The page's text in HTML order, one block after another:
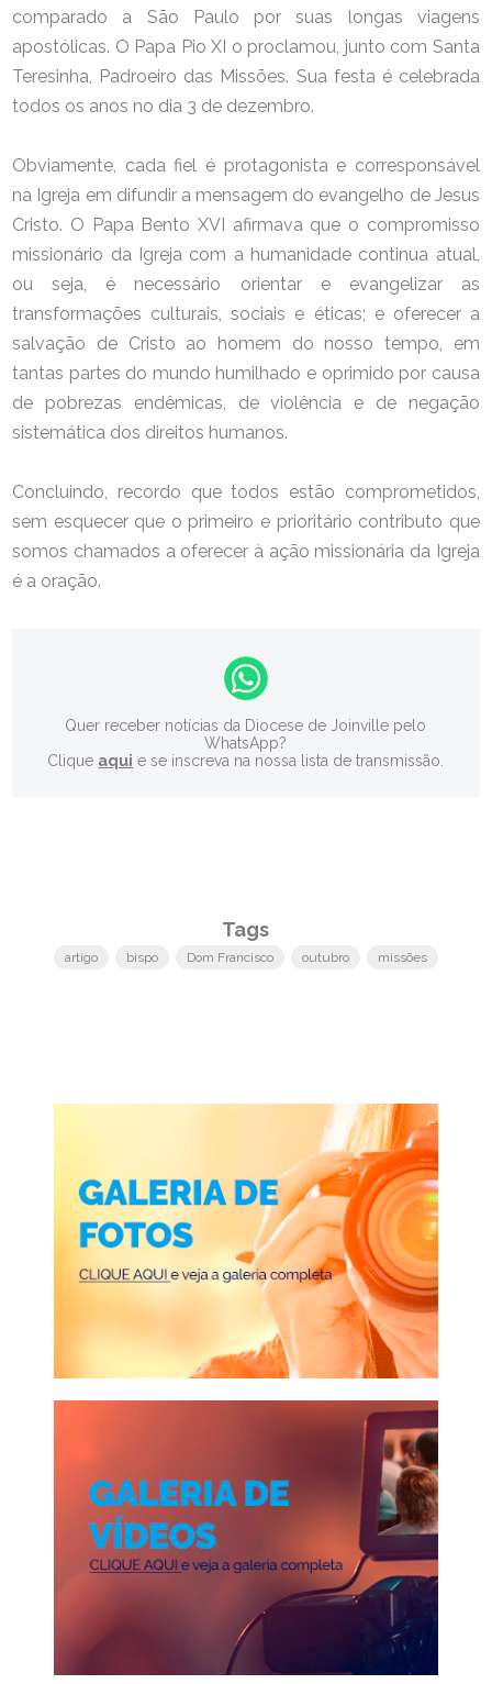
comparado a São Paulo por suas longas viagens
apostólicas. O Papa Pio XI o proclamou, junto com Santa
Teresinha, Padroeiro das Missões. Sua festa é celebrada
todos os anos no dia 3 de dezembro.
Obviamente, cada fiel é protagonista e corresponsável
na Igreja em difundir a mensagem do evangelho de Jesus
Cristo. O Papa Bento XVI afirmava que o compromisso
missionário da Igreja com a humanidade continua atual,
ou seja, é necessário orientar e evangelizar as
transformações culturais, sociais e éticas; e oferecer a
salvação de Cristo ao homem do nosso tempo, em
tantas partes do mundo humilhado e oprimido por causa
de pobrezas endêmicas, de violência e de negação
sistemática dos direitos humanos.
Concluindo, recordo que todos estão comprometidos,
sem esquecer que o primeiro e prioritário contributo que
somos chamados a oferecer à ação missionária da Igreja
é a oração.
Quer receber notícias da Diocese de Joinville pelo
WhatsApp?
Clique aqui e se inscreva na nossa lista de transmissão.
Tags
artigo bispo Dom Francisco outubro missões